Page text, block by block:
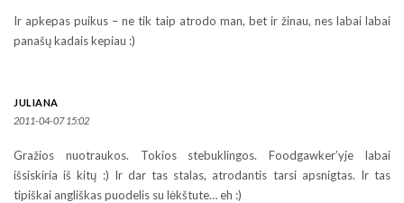
Ir apkepas puikus – ne tik taip atrodo man, bet ir žinau, nes labai labai
panašų kadais kepiau :)
JULIANA
2011-04-07 15:02
Gražios nuotraukos. Tokios stebuklingos. Foodgawker’yje labai
išsiskiria iš kitų :) Ir dar tas stalas, atrodantis tarsi apsnigtas. Ir tas
tipiškai angliškas puodelis su lėkštute… eh :)